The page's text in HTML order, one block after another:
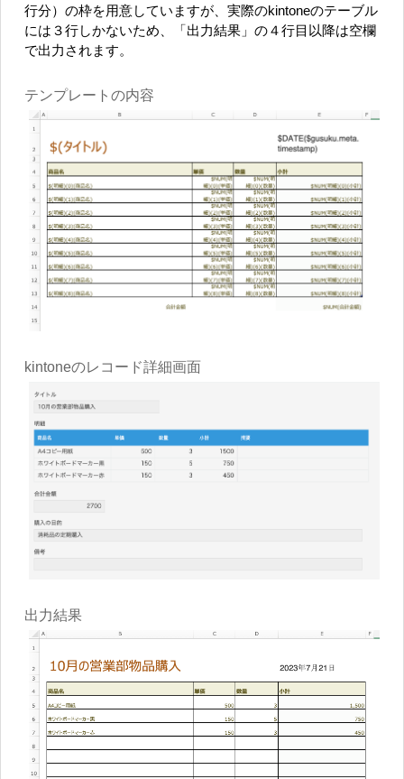
行分）の枠を用意していますが、実際のkintoneのテーブル
には３行しかないため、「出力結果」の４行目以降は空欄
で出力されます。
テンプレートの内容
kintoneのレコード詳細画面
出力結果